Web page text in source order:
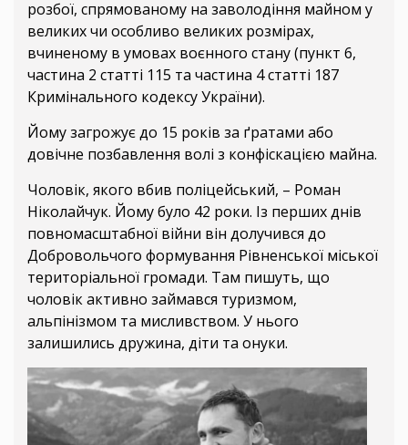
розбої, спрямованому на заволодіння майном у
великих чи особливо великих розмірах,
вчиненому в умовах воєнного стану (пункт 6,
частина 2 статті 115 та частина 4 статті 187
Кримінального кодексу України).
Йому загрожує до 15 років за ґратами або
довічне позбавлення волі з конфіскацією майна.
Чоловік, якого вбив поліцейський, – Роман
Ніколайчук. Йому було 42 роки. Із перших днів
повномасштабної війни він долучився до
Добровольчого формування Рівненської міської
територіальної громади. Там пишуть, що
чоловік активно займався туризмом,
альпінізмом та мисливством. У нього
залишились дружина, діти та онуки.